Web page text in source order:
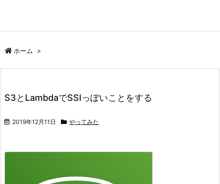
ホーム >
S3とLambdaでSSIっぽいことをする
2019年12月11日 やってみた